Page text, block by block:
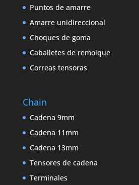
Puntos de amarre
Amarre unidireccional
Choques de goma
Caballetes de remolque
Correas tensoras
Chain
Cadena 9mm
Cadena 11mm
Cadena 13mm
Tensores de cadena
Terminales